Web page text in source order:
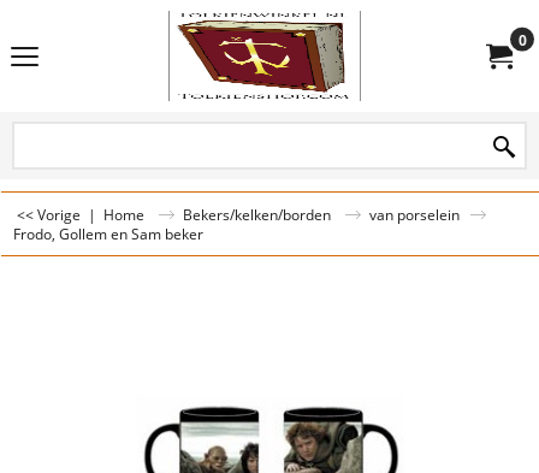
0
<< Vorige | Home Bekers/kelken/borden
van porselein
Frodo, Gollem en Sam beker